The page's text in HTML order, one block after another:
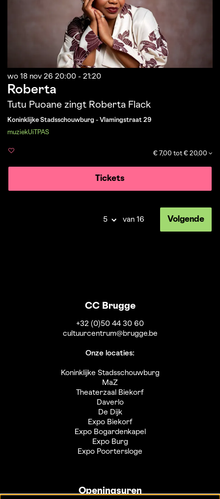
Roberta
Tutu Puoane zingt Roberta Flack
wo 18 nov 26 20:00 - 21:20
Koninklijke Stadsschouwburg - Vlamingstraat 29
muziekUiTPAS
€ 7,00 tot € 20,00
Tickets
van 16 Volgende
CC Brugge
+32 (0)50 44 30 60
cultuurcentrum@brugge.be
Onze locaties:
Koninklijke Stadsschouwburg
MaZ
Theaterzaal Biekorf
Daverlo
De Dijk
Expo Biekorf
Expo Bogardenkapel
Expo Burg
Expo Poortersloge
Openingsuren